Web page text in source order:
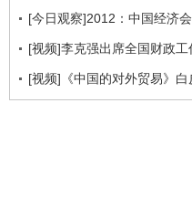
[今日观察]2012：中国经济
[视频]李克强出席全国财政工
[视频]《中国的对外贸易》白